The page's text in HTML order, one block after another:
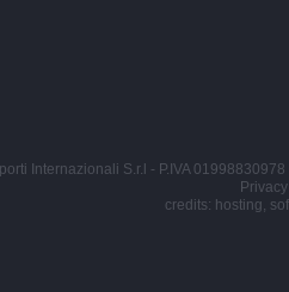
Internazionali S.r.l - P.IVA
credits: hosting,